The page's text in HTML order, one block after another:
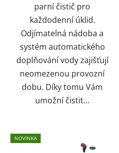
parní čistič pro
každodenní úklid.
Odjímatelná nádoba a
systém automatického
doplňování vody zajišťují
neomezenou provozní
dobu. Díky tomu Vám
umožní čistit...
NOVINKA